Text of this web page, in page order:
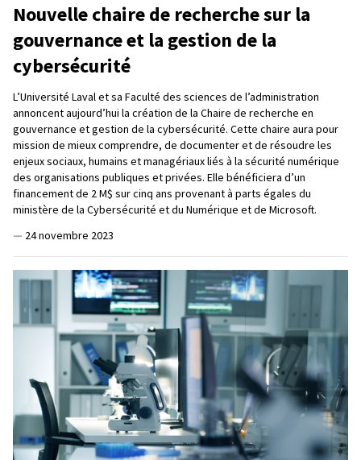
Nouvelle chaire de recherche sur la
gouvernance et la gestion de la
cybersécurité
L’Université Laval et sa Faculté des sciences de l’administration
annoncent aujourd’hui la création de la Chaire de recherche en
gouvernance et gestion de la cybersécurité. Cette chaire aura pour
mission de mieux comprendre, de documenter et de résoudre les
enjeux sociaux, humains et managériaux liés à la sécurité numérique
des organisations publiques et privées. Elle bénéficiera d’un
financement de 2 M$ sur cinq ans provenant à parts égales du
ministère de la Cybersécurité et du Numérique et de Microsoft.
— 24 novembre 2023